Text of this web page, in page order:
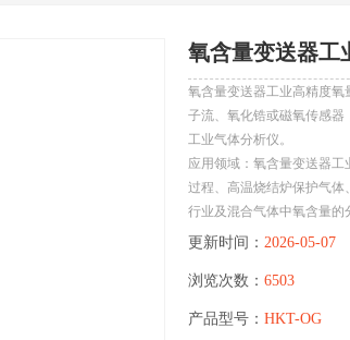
氧含量变送器工
氧含量变送器工业高精度
子流、氧化锆或磁氧传感器
工业气体分析仪。
应用领域：氧含量变送器
过程、高温烧结炉保护气体
行业及混合气体中氧含量的
更新时间： 2026-05-07
浏览次数： 6503
产品型号： HKT-OG